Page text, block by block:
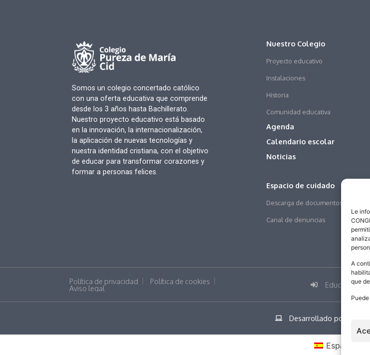
Le
A
que
Somos un colegio concertado católico
con una oferta educativa que comprende
desde los 3 años hasta Bachillerato.
Nuestro proyecto educativo está basado
en la innovación, la internacionalización,
la aplicación de nuevas tecnologías y
nuestra identidad cristiana, con el objetivo
de educar para transformar corazones y
formar a personas felices.
Nuestro Colegio
Proyecto educativo
Instalaciones
Historia
Comunidad educativa
Agenda
Calendario escolar
Noticias
Espacio de cuidado
Descarga de documentos
Canal de denuncias
Política de privacidad Política de cookies
Aviso legal Educamos
Desarrollado por
Español